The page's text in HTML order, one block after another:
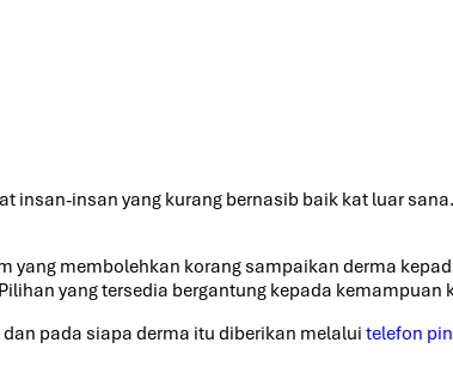
insan yang kurang bernasib baik kat luar
yang membolehkan korang sampaikan derma
yang tersedia bergantung kepada
pada siapa derma itu diberikan melalui telefon